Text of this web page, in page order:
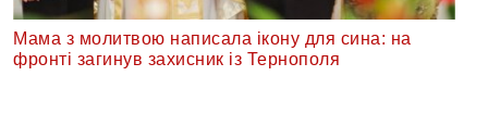
Мама з молитвою написала ікону для сина: на
фронті загинув захисник із Тернополя